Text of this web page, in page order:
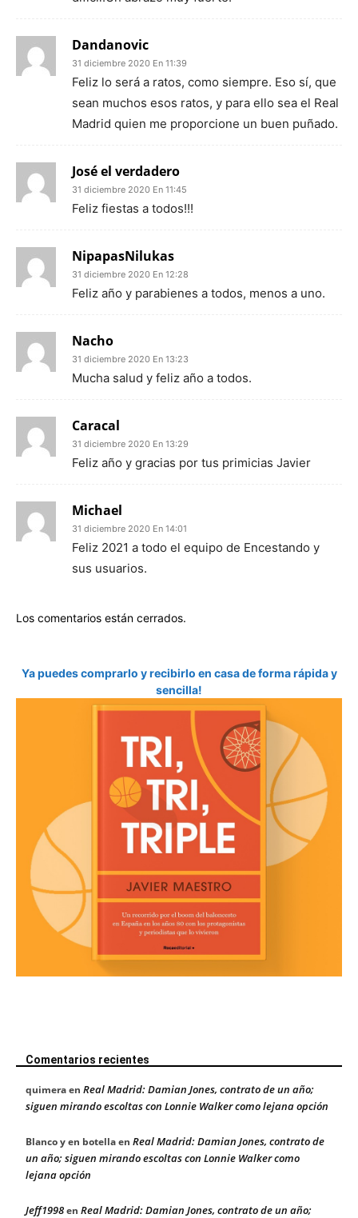
Dandanovic
31 diciembre 2020 En 11:39
Feliz lo será a ratos, como siempre. Eso sí, que
sean muchos esos ratos, y para ello sea el Real
Madrid quien me proporcione un buen puñado.
José el verdadero
31 diciembre 2020 En 11:45
Feliz fiestas a todos!!!
NipapasNilukas
31 diciembre 2020 En 12:28
Feliz año y parabienes a todos, menos a uno.
Nacho
31 diciembre 2020 En 13:23
Mucha salud y feliz año a todos.
Caracal
31 diciembre 2020 En 13:29
Feliz año y gracias por tus primicias Javier
Michael
31 diciembre 2020 En 14:01
Feliz 2021 a todo el equipo de Encestando y
sus usuarios.
Los comentarios están cerrados.
Ya puedes comprarlo y recibirlo en casa de forma rápida y
sencilla!
Comentarios recientes
quimeraen Real Madrid: Damian Jones, contrato de un año;
siguen mirando escoltas con Lonnie Walker como lejana opción
Blanco y en botellaen Real Madrid: Damian Jones, contrato de
un año; siguen mirando escoltas con Lonnie Walker como
lejana opción
Jeff1998en Real Madrid: Damian Jones, contrato de un año;